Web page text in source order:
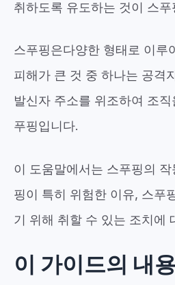
취하도록 유도하는 것이 스
스푸핑은다양한 형태로 이루
피해가 큰 것 중 하나는 공격
발신자 주소를 위조하여 조
푸핑입니다.
이 도움말에서는 스푸핑의
핑이 특히 위험한 이유, 스푸
기 위해 취할 수 있는 조치에
이 가이드의 내용